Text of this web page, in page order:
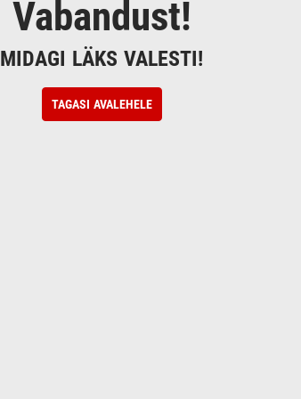
Vabandust!
MIDAGI LÄKS VALESTI!
TAGASI AVALEHELE